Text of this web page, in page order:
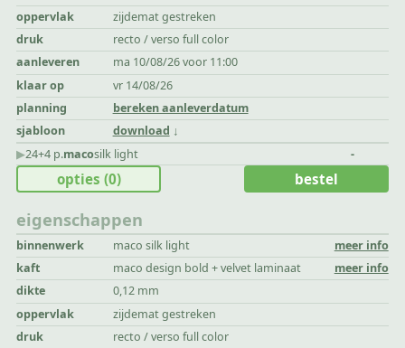
oppervlak
zijdemat gestreken
druk
recto / verso full color
aanleveren
ma 10/08/26 voor 11:00
klaar op
vr 14/08/26
planning
bereken aanleverdatum
sjabloon
download
▶︎24+4 p.macosilk light -
eigenschappen
binnenwerk maco silk light
meer info
kaft
maco design bold + velvet laminaat
meer info
dikte
0,12 mm
oppervlak
zijdemat gestreken
druk
recto / verso full color
opties (0) bestel